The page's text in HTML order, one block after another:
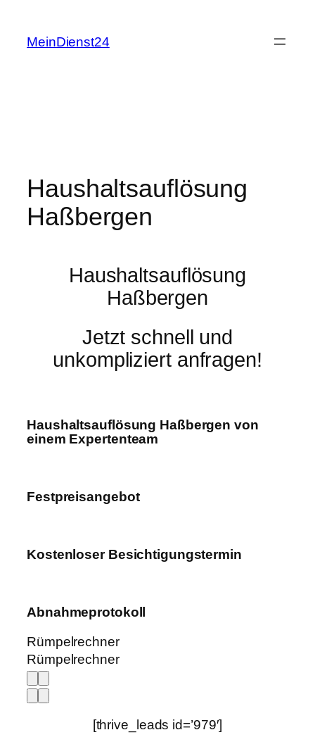
springen
MeinDienst24
Haushaltsauflösung
Haßbergen
Haushaltsauflösung
Haßbergen
Jetzt schnell und
unkompliziert anfragen!
Haushaltsauflösung Haßbergen von
einem Expertenteam
Festpreisangebot
Kostenloser Besichtigungstermin
Abnahmeprotokoll
Rümpelrechner
Rümpelrechner
[thrive_leads id=’979′]